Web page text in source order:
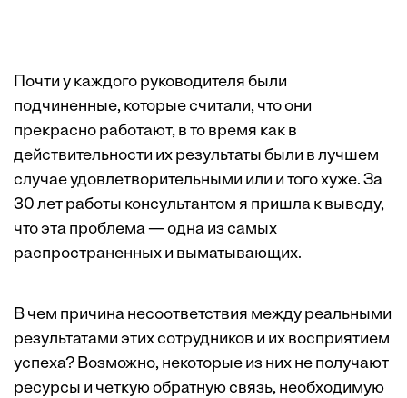
Почти у каждого руководителя были
подчиненные, которые считали, что они
прекрасно работают, в то время как в
действительности их результаты были в лучшем
случае удовлетворительными или и того хуже. За
30 лет работы консультантом я пришла к выводу,
что эта проблема — одна из самых
распространенных и выматывающих.
В чем причина несоответствия между реальными
результатами этих сотрудников и их восприятием
успеха? Возможно, некоторые из них не получают
ресурсы и четкую обратную связь, необходимую